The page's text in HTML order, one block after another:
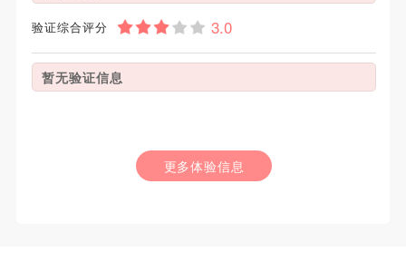
验证综合评分
暂无验证信息
更多体验信息